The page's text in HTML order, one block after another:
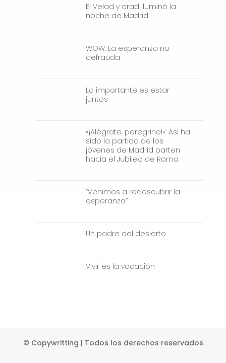
El Velad y orad iluminó la
noche de Madrid
WOW: La esperanza no
defrauda
Lo importante es estar
juntos
«¡Alégrate, peregrino!»: Así ha
sido la partida de los
jóvenes de Madrid parten
hacia el Jubileo de Roma
“Venimos a redescubrir la
esperanza”
Un padre del desierto
Vivir es la vocación
© Copywritting | Todos los derechos reservados